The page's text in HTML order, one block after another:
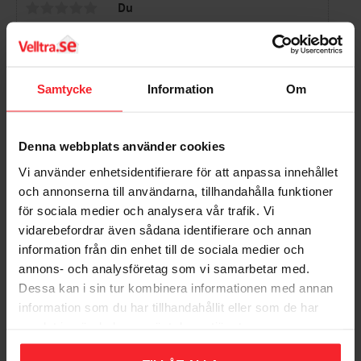
Samtycke Information Om
Denna webbplats använder cookies
Vi använder enhetsidentifierare för att anpassa innehållet
och annonserna till användarna, tillhandahålla funktioner
för sociala medier och analysera vår trafik. Vi
vidarebefordrar även sådana identifierare och annan
information från din enhet till de sociala medier och
annons- och analysföretag som vi samarbetar med.
Dessa kan i sin tur kombinera informationen med annan
information som du har tillhandahållit eller som de har
Du
Bli den första att lämna ett omdöme.
Populära produkter